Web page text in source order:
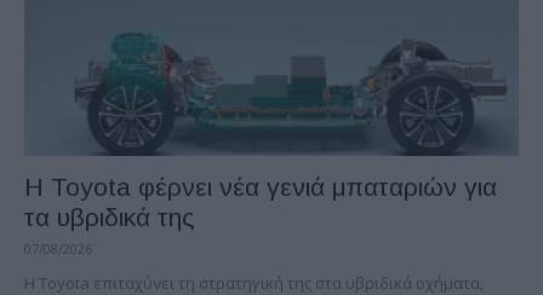
Η Toyota φέρνει νέα γενιά μπαταριών για
τα υβριδικά της
07/08/2026
Η Toyota επιταχύνει τη στρατηγική της στα υβριδικά οχήματα,